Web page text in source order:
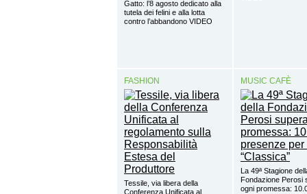
Gatto: l’8 agosto dedicato alla
tutela dei felini e alla lotta
contro l’abbandono VIDEO
FASHION
Tessile, via libera della
Conferenza Unificata al
MUSIC CAFÈ
La 49ª Stagione
Fondazione Perosi
ogni promessa: